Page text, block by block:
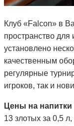
Клуб «Falcon» в
пространство для
установлено
качественным
регулярные
игроков, так и
Цены на
13 злотых за 0,5